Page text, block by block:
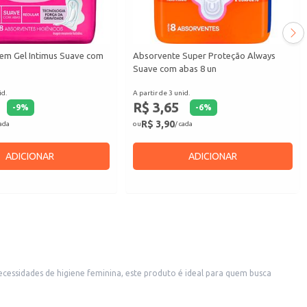
Gel Intimus Suave com
-9%
ADICIONAR
Absorvente Super Proteção Always
Suave com abas 8 un
A partir de 3 unid.
R$ 3,65 -6%
ouR$ 3,90/ cada
ADICIONAR
de higiene feminina, este produto é ideal para quem busca